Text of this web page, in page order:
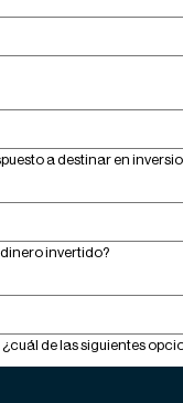
a destinar en
invertido?
de las siguientes